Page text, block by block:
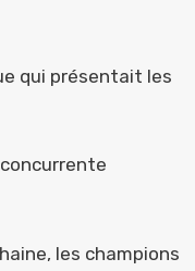
qui présentait les
les champions